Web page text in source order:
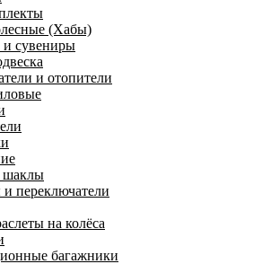
(Хабы)
сувениры
и отопители
шаклы
переключатели
на колёса
багажники